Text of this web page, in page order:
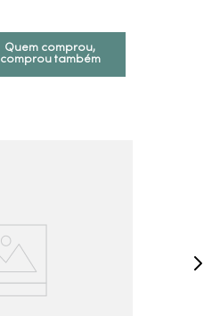
Quem comprou,
comprou também